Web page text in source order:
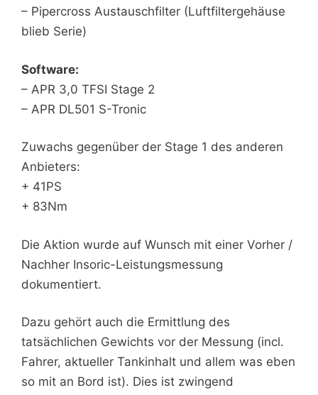
– Pipercross Austauschfilter (Luftfiltergehäuse
blieb Serie)
Software:
– APR 3,0 TFSI Stage 2
– APR DL501 S-Tronic
Zuwachs gegenüber der Stage 1 des anderen
Anbieters:
+ 41PS
+ 83Nm
Die Aktion wurde auf Wunsch mit einer Vorher /
Nachher Insoric-Leistungsmessung
dokumentiert.
Dazu gehört auch die Ermittlung des
tatsächlichen Gewichts vor der Messung (incl.
Fahrer, aktueller Tankinhalt und allem was eben
so mit an Bord ist). Dies ist zwingend